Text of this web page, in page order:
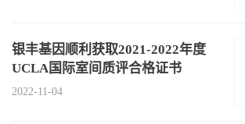
银丰基因顺利获取2021-2022年度
UCLA国际室间质评合格证书
2022-11-04